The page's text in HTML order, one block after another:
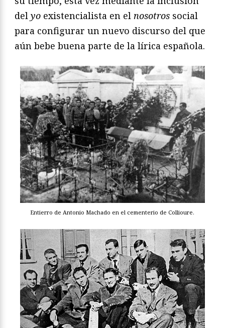
del yo existencialista en el nosotros social
para configurar un nuevo discurso del que
aún bebe buena parte de la lírica española.
Entierro de Antonio Machado en el cementerio de Collioure.